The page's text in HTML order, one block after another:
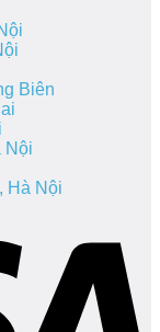
Biên
Nội
Hà Nội